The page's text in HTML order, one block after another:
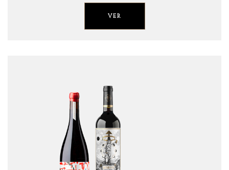
VER